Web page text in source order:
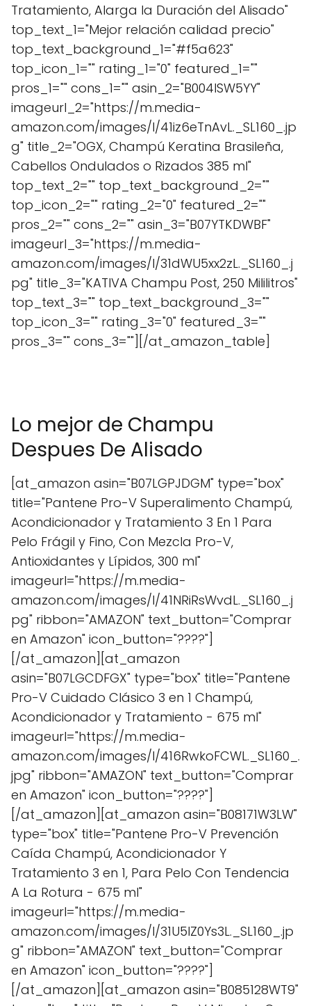
Tratamiento, Alarga la Duración del Alisado"
top_text_1="Mejor relación calidad precio"
top_text_background_1="#f5a623"
top_icon_1="" rating_1="0" featured_1=""
pros_1="" cons_1="" asin_2="B004ISW5YY"
imageurl_2="https://m.media-
amazon.com/images/I/41iz6eTnAvL._SL160_.jp
g" title_2="OGX, Champú Keratina Brasileña,
Cabellos Ondulados o Rizados 385 ml"
top_text_2="" top_text_background_2=""
top_icon_2="" rating_2="0" featured_2=""
pros_2="" cons_2="" asin_3="B07YTKDWBF"
imageurl_3="https://m.media-
amazon.com/images/I/31dWU5xx2zL._SL160_.j
pg" title_3="KATIVA Champu Post, 250 Mililitros"
top_text_3="" top_text_background_3=""
top_icon_3="" rating_3="0" featured_3=""
pros_3="" cons_3=""][/at_amazon_table]
Lo mejor de Champu
Despues De Alisado
[at_amazon asin="B07LGPJDGM" type="box"
title="Pantene Pro-V Superalimento Champú,
Acondicionador y Tratamiento 3 En 1 Para
Pelo Frágil y Fino, Con Mezcla Pro-V,
Antioxidantes y Lípidos, 300 ml"
imageurl="https://m.media-
amazon.com/images/I/41NRiRsWvdL._SL160_.j
pg" ribbon="AMAZON" text_button="Comprar
en Amazon" icon_button="????"]
[/at_amazon][at_amazon
asin="B07LGCDFGX" type="box" title="Pantene
Pro-V Cuidado Clásico 3 en 1 Champú,
Acondicionador y Tratamiento - 675 ml"
imageurl="https://m.media-
amazon.com/images/I/416RwkoFCWL._SL160_.
jpg" ribbon="AMAZON" text_button="Comprar
en Amazon" icon_button="????"]
[/at_amazon][at_amazon asin="B08171W3LW"
type="box" title="Pantene Pro-V Prevención
Caída Champú, Acondicionador Y
Tratamiento 3 en 1, Para Pelo Con Tendencia
A La Rotura - 675 ml"
imageurl="https://m.media-
amazon.com/images/I/31U5IZ0Ys3L._SL160_.jp
g" ribbon="AMAZON" text_button="Comprar
en Amazon" icon_button="????"]
[/at_amazon][at_amazon asin="B085128WT9"